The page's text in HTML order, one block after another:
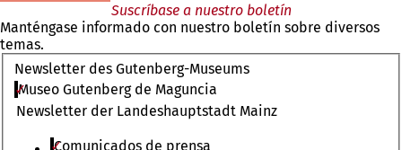
Suscríbase a nuestro boletín
Manténgase informado con nuestro boletín sobre diversos
temas.
Newsletter des Gutenberg-Museums
Museo Gutenberg de Maguncia
Newsletter der Landeshauptstadt Mainz
Comunicados de prensa